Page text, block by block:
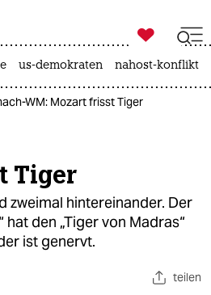
zahl ich
ich

taz zahl ich
us-demokraten nahost-konflikt
WM: Mozart frisst Tiger
Tiger
zweimal hintereinander. Der
hat den „Tiger von Madras“
ist genervt.
teilen